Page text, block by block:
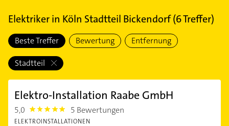
Elektrikerin Köln Stadtteil Bickendorf(6Treffer)
Beste Treffer Bewertung Entfernung
Stadtteil
Elektro-Installation Raabe GmbH
5,0 5.0 5 Bewertungen
ELEKTROINSTALLATIONEN